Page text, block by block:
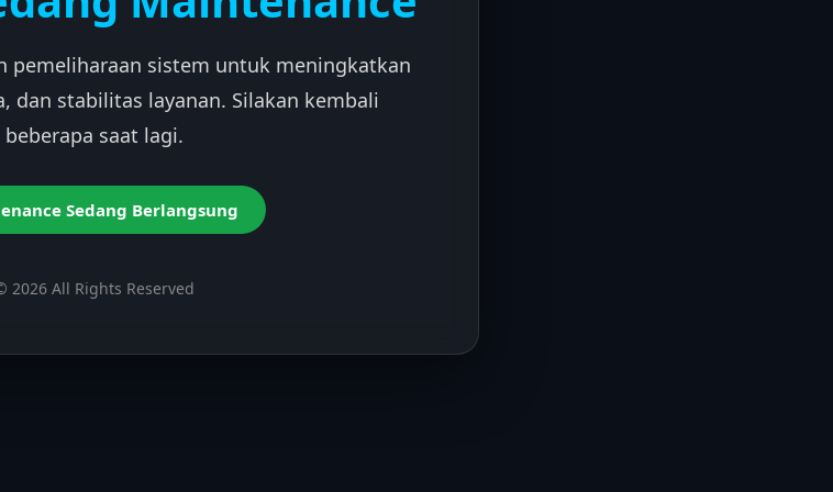
pemeliharaan sistem untuk meningkatkan
dan stabilitas layanan. Silakan kembali
beberapa saat lagi.
Sedang Berlangsung
2026 All Rights Reserved